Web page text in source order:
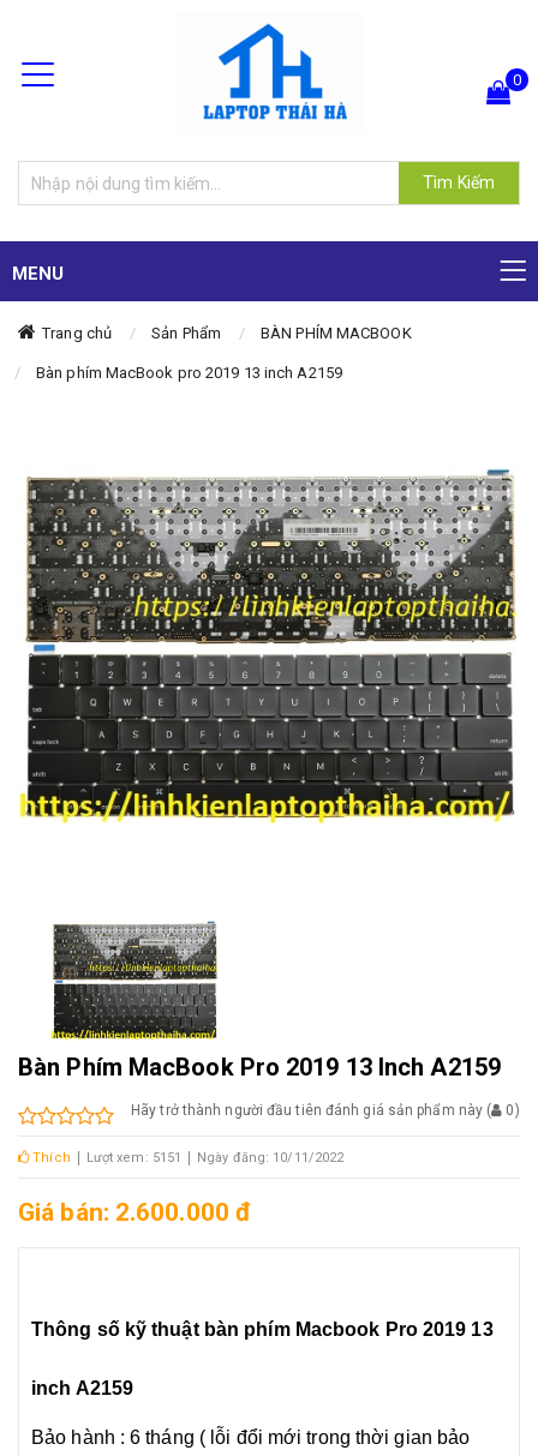
Tìm Kiếm
0
MENU
Trang chủ Sản Phẩm BÀN PHÍM MACBOOK
Bàn phím MacBook pro 2019 13 inch A2159
Bàn Phím MacBook Pro 2019 13 Inch A2159
Hãy trở thành người đầu tiên đánh giá sản phẩm này ( 0)
Thích Lượt xem: 5151 Ngày đăng: 10/11/2022
Giá bán: 2.600.000 đ
Thông số kỹ thuật bàn phím Macbook Pro 2019 13
inch A2159
Bảo hành : 6 tháng ( lỗi đổi mới trong thời gian bảo